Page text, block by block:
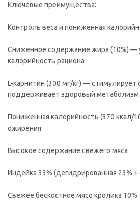
Ключевые преимущества:
Контроль веса и пониженная
Сниженное содержание жира (10%) —
калорийность рациона
L-карнитин (300 мг/кг) — стимулирует
поддерживает здоровый метаболизм
Пониженная калорийность (370 ккал/
ожирения
Высокое содержание свежего мяса
Индейка 33% (дегидрированная 23% +
Свежее бескостное мясо кролика 10%